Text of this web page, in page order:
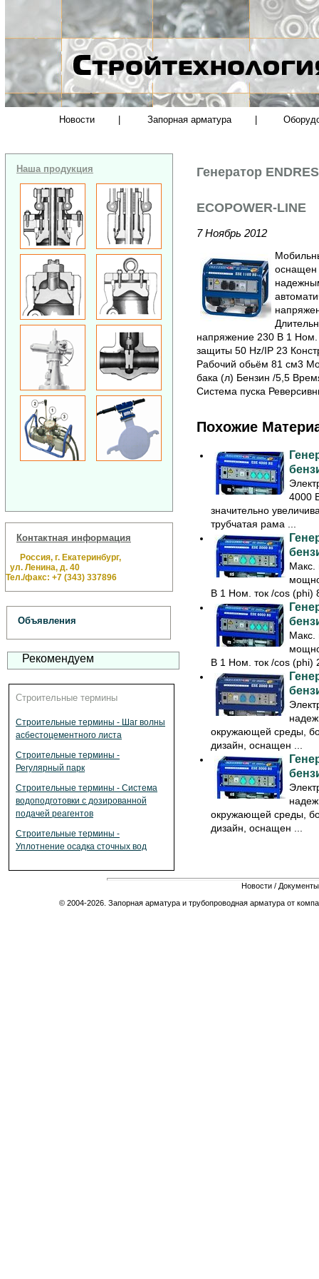
Новости Запорная арматура
Наша продукция
Контактная информация
Россия, г. Екатеринбург,
ул. Ленина, д. 40
Тел./факс: +7 (343) 337896
Объявления
Рекомендуем
Строительные термины
Строительные термины - Шаг волны
асбестоцементного листа
Строительные термины -
Регулярный парк
Строительные термины - Система
водоподготовки с дозированной
подачей реагентов
Строительные термины -
Уплотнение осадка сточных вод
Генератор
ECOPOWER-LINE
7 Ноябрь 2012
оснащен
напряжение 230 В 1 Ном.
защиты 50 Hz/IP 23
Рабочий обьём 81 cм3
бака (л) Бензин /5,5
Система пуска
Похожие
4000
значительно
трубчатая рама ...
Макс.
В 1 Ном. ток /cos (phi)
Макс.
В 1 Ном. ток /cos (phi)
окружающей среды,
дизайн, оснащен ...
окружающей среды,
дизайн, оснащен ...
Новости / Документы
© 2004-2026. Запорная арматура и трубопроводная арматура от